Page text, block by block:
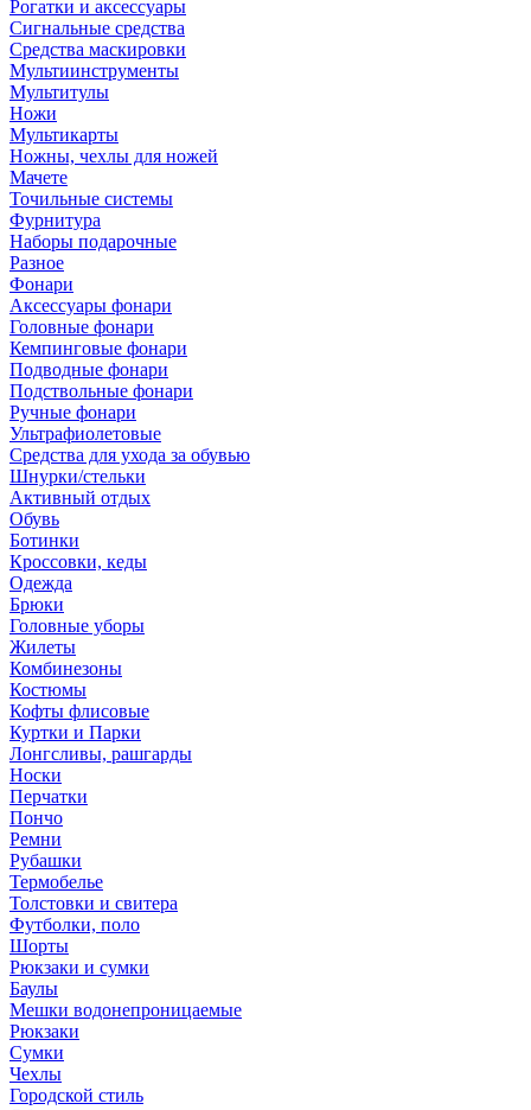
Рогатки и аксессуары
Сигнальные средства
Средства маскировки
Мультиинструменты
Мультитулы
Ножи
Мультикарты
Ножны, чехлы для ножей
Мачете
Точильные системы
Фурнитура
Наборы подарочные
Разное
Фонари
Аксессуары фонари
Головные фонари
Кемпинговые фонари
Подводные фонари
Подствольные фонари
Ручные фонари
Ультрафиолетовые
Средства для ухода за обувью
Шнурки/стельки
Активный отдых
Обувь
Ботинки
Кроссовки, кеды
Одежда
Брюки
Головные уборы
Жилеты
Комбинезоны
Костюмы
Кофты флисовые
Куртки и Парки
Лонгсливы, рашгарды
Носки
Перчатки
Пончо
Ремни
Рубашки
Термобелье
Толстовки и свитера
Футболки, поло
Шорты
Рюкзаки и сумки
Баулы
Мешки водонепроницаемые
Рюкзаки
Сумки
Чехлы
Городской стиль